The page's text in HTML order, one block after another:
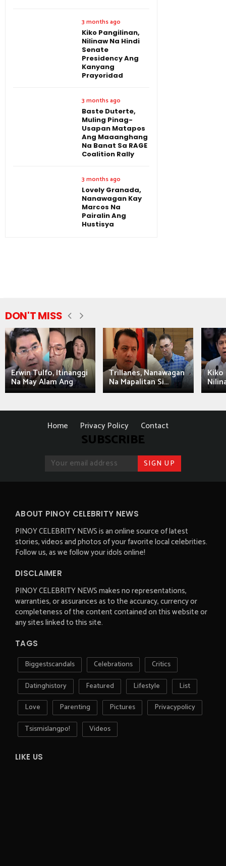
3 months ago
Kiko Pangilinan,
Nilinaw Na Hindi
Senate
Presidency Ang
Kanyang
Prayoridad
3 months ago
Baste Duterte,
Muling Pinag-
Usapan Matapos
Ang Maaanghang
Na Banat Sa RAGE
Coalition Rally
3 months ago
Lovely Granada,
Nanawagan Kay
Marcos Na
Pairalin Ang
Hustisya
DON'T MISS
Erwin Tulfo, Itinanggi
Na May Alam Ang
Trillanes, Nanawagan
Na Mapalitan Si...
Kiko
Home Privacy Policy Contact
SUBSCRIBE
ABOUT PINOY CELEBRITY NEWS
PINOY CELEBRITY NEWS is an online source of latest
stories, videos and photos of your favorite local celebrities.
Follow us, as we follow your idols online!
DISCLAIMER
PINOY CELEBRITY NEWS makes no representations,
warranties, or assurances as to the accuracy, currency or
completeness of the content contained on this website or
any sites linked to this site.
TAGS
Biggestscandals Celebrations
Critics
Datinghistory
Featured Lifestyle
List
Love
Parenting Pictures
Privacypolicy
Tsismislangpo!
Videos
LIKE US